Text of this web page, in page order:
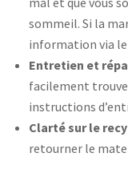
sommeil. Si la
information via le
Entretien et
facilement
instructions
Clarté sur le
retourner le